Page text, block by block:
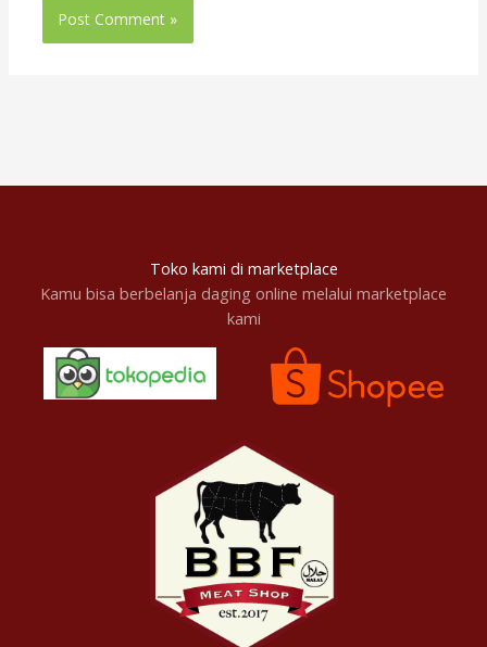
Toko kami di marketplace
Kamu bisa berbelanja daging online melalui marketplace
kami